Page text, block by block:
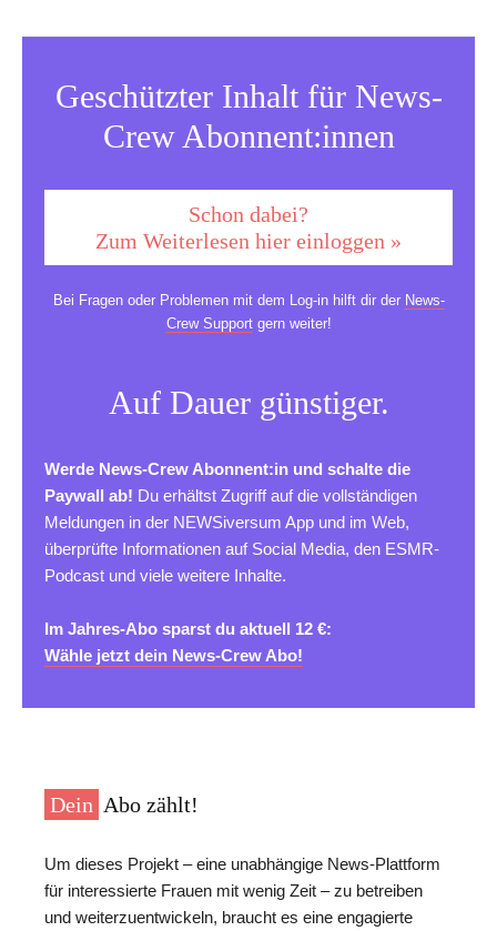
Geschützter Inhalt für News-
Crew Abonnent:innen
Schon dabei?
Zum Weiterlesen hier einloggen »
Bei Fragen oder Problemen mit dem Log-in hilft dir der News-
Crew Supportgern weiter!
Auf Dauer günstiger.
Werde News-Crew Abonnent:in und schalte die
Paywall ab! Du erhältst Zugriff auf die vollständigen
Meldungen in der NEWSiversum App und im Web,
überprüfte Informationen auf Social Media, den ESMR-
Podcast und viele weitere Inhalte.
Im Jahres-Abo sparst du aktuell 12 €:
Wähle jetzt dein News-Crew Abo!
Dein Abo zählt!
Um dieses Projekt – eine unabhängige News-Plattform
für interessierte Frauen mit wenig Zeit – zu betreiben
und weiterzuentwickeln, braucht es eine engagierte